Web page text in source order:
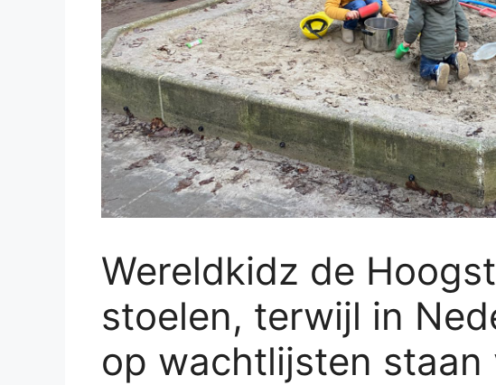
Wereldkidz de
stoelen, terwijl in
op wachtlijsten